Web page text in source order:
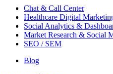
Chat & Call Center
Healthcare Digital
Social Analytics &
Market Research & Social
SEO / SEM
Blog